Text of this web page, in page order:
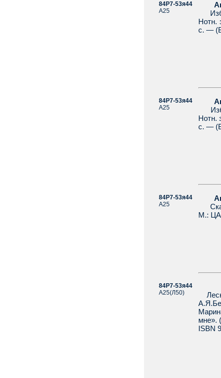
84Р7-53я44
А25
Нотн.
с. —
84Р7-53я44
А25
Нотн.
с. —
84Р7-53я44
А25
М.:
84Р7-53я44
А25(Л50)
мне».
ISBN